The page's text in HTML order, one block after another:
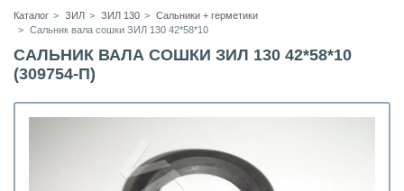
Каталог ЗИЛ ЗИЛ 130
Сальники + герметики
Сальник вала сошки ЗИЛ 130 42*58*10
САЛЬНИК ВАЛА СОШКИ ЗИЛ 130 42*58*10
(309754-П)